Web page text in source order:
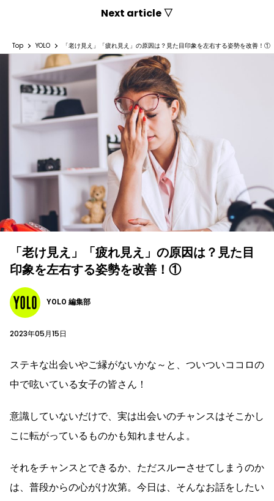
Next article ▽
Top YOLO 「老け見え」「疲れ見え」の原因は？見た目印象を左右する姿勢を改善！①
「老け見え」「疲れ見え」の原因は？見た目
印象を左右する姿勢を改善！①
YOLO 編集部
2023年05月15日
ステキな出会いやご縁がないかな～と、ついついココロの
中で呟いている女子の皆さん！
意識していないだけで、実は出会いのチャンスはそこかし
こに転がっているものかも知れませんよ。
それをチャンスとできるか、ただスルーさせてしまうのか
は、普段からの心がけ次第。今日は、そんなお話をしたい